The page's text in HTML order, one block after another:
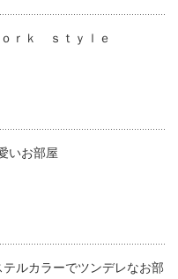
ｒｋ ｓｔｙｌｅ
いお部屋
ルカラーでツンデレなお部